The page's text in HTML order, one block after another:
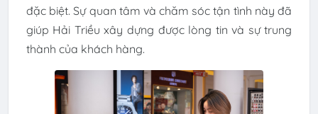
đặc biệt. Sự quan tâm và chăm sóc tận tình này đã
giúp Hải Triều xây dựng được lòng tin và sự trung
thành của khách hàng.